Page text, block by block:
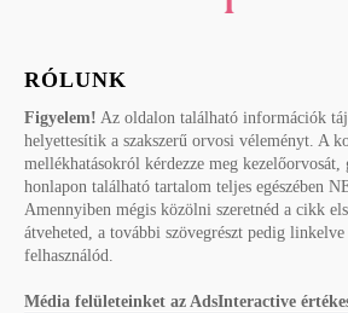
RÓLUNK
Figyelem! Az oldalon található információk
helyettesítik a szakszerű orvosi véleményt. A
mellékhatásokról kérdezze meg kezelőorvosát,
honlapon található tartalom teljes egészében
Amennyiben mégis közölni szeretnéd a cikk
átveheted, a további szövegrészt pedig
felhasználód.
Média felületeinket az AdsInteractive